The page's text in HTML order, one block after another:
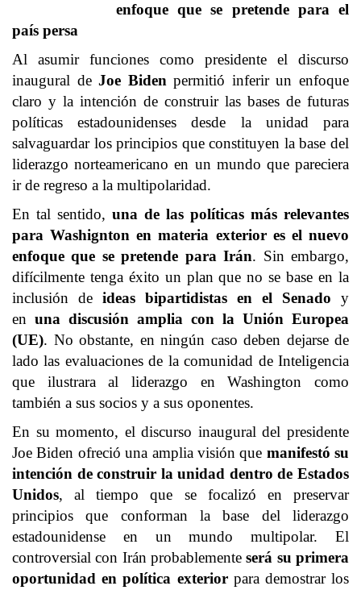
enfoque que se pretende para el
país persa
Al asumir funciones como presidente el discurso
inaugural deJoe Biden permitió inferir un enfoque
claro y la intención de construir las bases de futuras
políticas estadounidenses desde la unidad para
salvaguardar los principios que constituyen la base del
liderazgo norteamericano en un mundo que pareciera
ir de regreso a la multipolaridad.
En tal sentido, una de las políticas más relevantes
para Washignton en materia exterior es el nuevo
enfoque que se pretende para Irán. Sin embargo,
difícilmente tenga éxito un plan que no se base en la
inclusión de ideas bipartidistas en el Senado y
en una discusión amplia con la Unión Europea
(UE). No obstante, en ningún caso deben dejarse de
lado las evaluaciones de la comunidad de Inteligencia
que ilustrara al liderazgo en Washington como
también a sus socios y a sus oponentes.
En su momento, el discurso inaugural del presidente
Joe Biden ofreció una amplia visión que manifestó su
intención de construir la unidad dentro de Estados
Unidos, al tiempo que se focalizó en preservar
principios que conforman la base del liderazgo
estadounidense en un mundo multipolar. El
controversial con Irán probablementeserá su primera
oportunidad en política exteriorpara demostrar los